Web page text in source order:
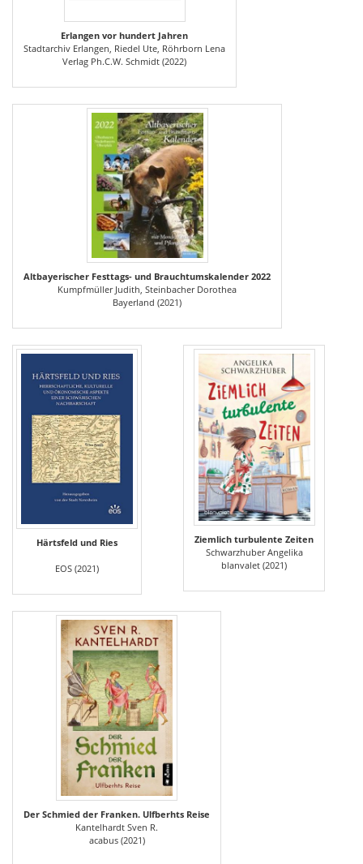
Erlangen vor hundert Jahren
Stadtarchiv Erlangen, Riedel Ute, Röhrborn Lena
Verlag Ph.C.W. Schmidt (2022)
Altbayerischer Festtags- und Brauchtumskalender 2022
Kumpfmüller Judith, Steinbacher Dorothea
Bayerland (2021)
Härtsfeld und Ries
EOS (2021)
Ziemlich turbulente Zeiten
Schwarzhuber Angelika
blanvalet (2021)
Der Schmied der Franken. Ulfberhts Reise
Kantelhardt Sven R.
acabus (2021)